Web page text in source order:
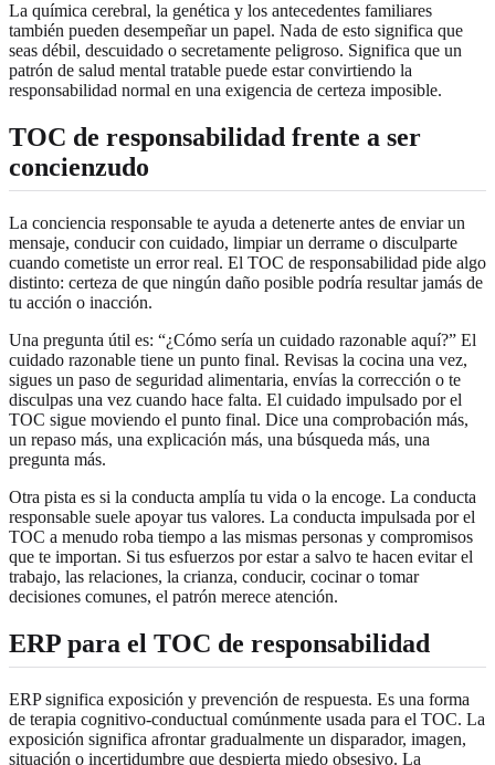
La química cerebral, la genética y los antecedentes familiares
también pueden desempeñar un papel. Nada de esto significa que
seas débil, descuidado o secretamente peligroso. Significa que un
patrón de salud mental tratable puede estar convirtiendo la
responsabilidad normal en una exigencia de certeza imposible.
TOC de responsabilidad frente a ser
concienzudo
La conciencia responsable te ayuda a detenerte antes de enviar un
mensaje, conducir con cuidado, limpiar un derrame o disculparte
cuando cometiste un error real. El TOC de responsabilidad pide algo
distinto: certeza de que ningún daño posible podría resultar jamás de
tu acción o inacción.
Una pregunta útil es: “¿Cómo sería un cuidado razonable aquí?” El
cuidado razonable tiene un punto final. Revisas la cocina una vez,
sigues un paso de seguridad alimentaria, envías la corrección o te
disculpas una vez cuando hace falta. El cuidado impulsado por el
TOC sigue moviendo el punto final. Dice una comprobación más,
un repaso más, una explicación más, una búsqueda más, una
pregunta más.
Otra pista es si la conducta amplía tu vida o la encoge. La conducta
responsable suele apoyar tus valores. La conducta impulsada por el
TOC a menudo roba tiempo a las mismas personas y compromisos
que te importan. Si tus esfuerzos por estar a salvo te hacen evitar el
trabajo, las relaciones, la crianza, conducir, cocinar o tomar
decisiones comunes, el patrón merece atención.
ERP para el TOC de responsabilidad
ERP significa exposición y prevención de respuesta. Es una forma
de terapia cognitivo-conductual comúnmente usada para el TOC. La
exposición significa afrontar gradualmente un disparador, imagen,
situación o incertidumbre que despierta miedo obsesivo. La